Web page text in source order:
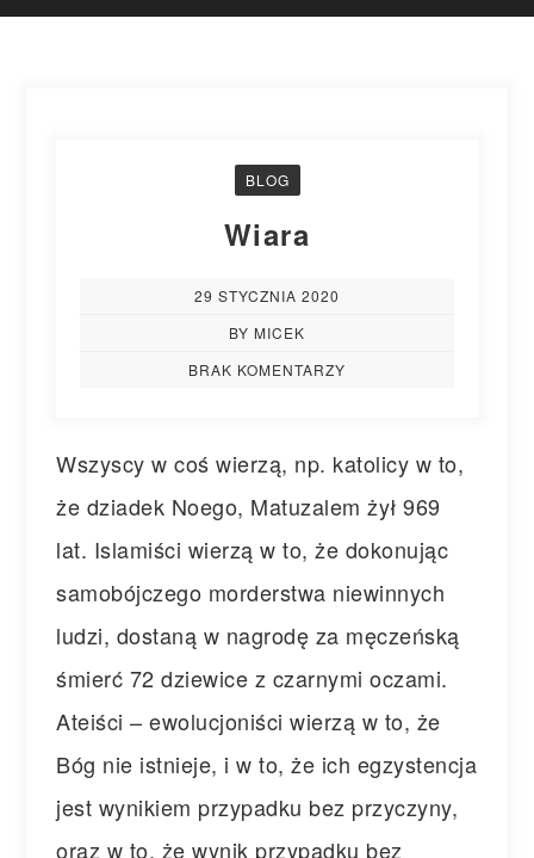
BLOG
Wiara
29 STYCZNIA 2020
BY MICEK
BRAK KOMENTARZY
Wszyscy w coś wierzą, np. katolicy w to,
że dziadek Noego, Matuzalem żył 969
lat. Islamiści wierzą w to, że dokonując
samobójczego morderstwa niewinnych
ludzi, dostaną w nagrodę za męczeńską
śmierć 72 dziewice z czarnymi oczami.
Ateiści – ewolucjoniści wierzą w to, że
Bóg nie istnieje, i w to, że ich egzystencja
jest wynikiem przypadku bez przyczyny,
oraz w to, że wynik przypadku bez